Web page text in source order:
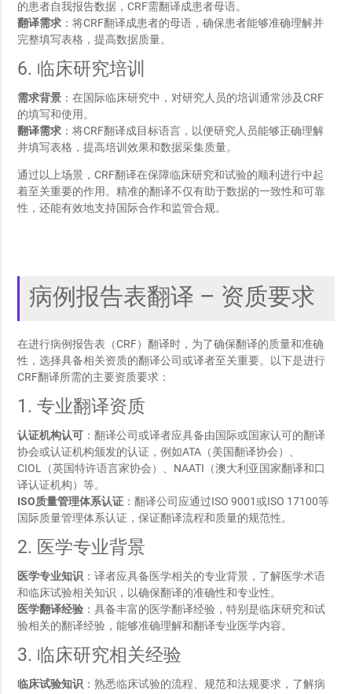
的患者自我报告数据，CRF需翻译成患者母语。
翻译需求 ：将CRF翻译成患者的母语，确保患者能够准确理解并
完整填写表格，提高数据质量。
6. 临床研究培训
需求背景 ：在国际临床研究中，对研究人员的培训通常涉及CRF
的填写和使用。
翻译需求 ：将CRF翻译成目标语言，以便研究人员能够正确理解
并填写表格，提高培训效果和数据采集质量。
通过以上场景，CRF翻译在保障临床研究和试验的顺利进行中起
着至关重要的作用。精准的翻译不仅有助于数据的一致性和可靠
性，还能有效地支持国际合作和监管合规。
病例报告表翻译 – 资质要求
在进行病例报告表（CRF）翻译时，为了确保翻译的质量和准确
性，选择具备相关资质的翻译公司或译者至关重要。以下是进行
CRF翻译所需的主要资质要求：
1. 专业翻译资质
认证机构认可
：翻译公司或译者应具备由国际或国家认可的翻译
协会或认证机构颁发的认证，例如ATA（美国翻译协会）、
CIOL（英国特许语言家协会）、NAATI（澳大利亚国家翻译和口
译认证机构）等。
ISO质量管理体系认证 ：翻译公司应通过ISO 9001或ISO 17100等
国际质量管理体系认证，保证翻译流程和质量的规范性。
2. 医学专业背景
医学专业知识 ：译者应具备医学相关的专业背景，了解医学术语
和临床试验相关知识，以确保翻译的准确性和专业性。
医学翻译经验 ：具备丰富的医学翻译经验，特别是临床研究和试
验相关的翻译经验，能够准确理解和翻译专业医学内容。
3. 临床研究相关经验
临床试验知识 ：熟悉临床试验的流程、规范和法规要求，了解病